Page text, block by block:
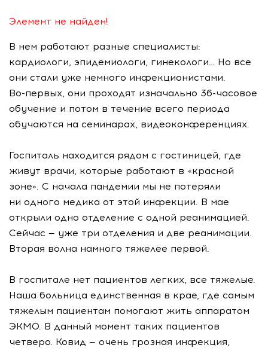
Элемент не найден!
В нем работают разные специалисты:
кардиологи, эпидемиологи, гинекологи… Но все
они стали уже немного инфекционистами.
Во-первых, они проходят изначально 36-часовое
обучение и потом в течение всего периода
обучаются на семинарах, видеоконференциях.
Госпиталь находится рядом с гостиницей, где
живут врачи, которые работают в «красной
зоне». С начала пандемии мы не потеряли
ни одного медика от этой инфекции. В мае
открыли одно отделение с одной реанимацией.
Сейчас — уже три отделения и две реанимации.
Вторая волна намного тяжелее первой.
В госпитале нет пациентов легких, все тяжелые.
Наша больница единственная в крае, где самым
тяжелым пациентам помогают жить аппаратом
ЭКМО. В данный момент таких пациентов
четверо. Ковид — очень грозная инфекция,